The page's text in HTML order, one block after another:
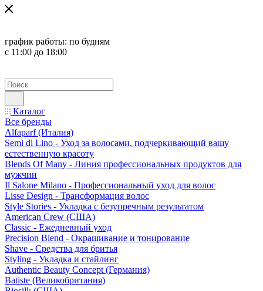
график работы: по будням
с 11:00 до 18:00
Каталог
Все бренды
Alfaparf (Италия)
Semi di Lino - Уход за волосами, подчеркивающий вашу
естественную красоту
Blends Of Many - Линия профессиональных продуктов для
мужчин
Il Salone Milano - Профессиональный уход для волос
Lisse Design - Трансформация волос
Style Stories - Укладка с безупречным результатом
American Crew (США)
Classic - Ежедневный уход
Precision Blend - Окрашивание и тонирование
Shave - Средства для бритья
Styling - Укладка и стайлинг
Authentic Beauty Concept (Германия)
Batiste (Великобритания)